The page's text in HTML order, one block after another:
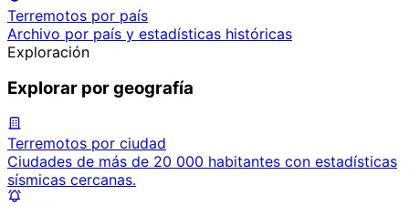
Terremotos por país
Archivo por país y estadísticas históricas
Exploración
Explorar por geografía
Terremotos por ciudad
Ciudades de más de 20 000 habitantes con estadísticas
sísmicas cercanas.